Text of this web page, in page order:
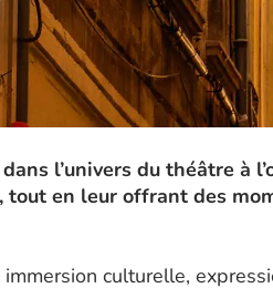
l’univers du théâtre à
tout en leur offrant des
culturelle,